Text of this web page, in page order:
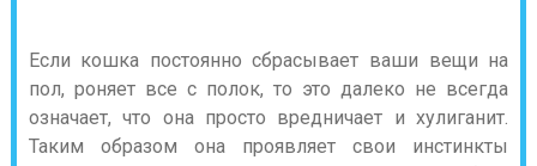
Если кошка постоянно сбрасывает ваши вещи на
пол, роняет все с полок, то это далеко не всегда
означает, что она просто вредничает и хулиганит.
Таким образом она проявляет свои инстинкты